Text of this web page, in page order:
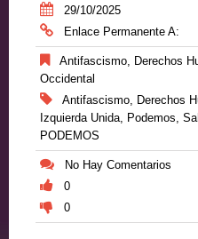
29/10/2025
Enlace Permanente A:
Antifascismo Derechos
Occidental
Antifascismo Derechos
Izquierda Unida Podemos
PODEMOS
No Hay Comentarios
0
0